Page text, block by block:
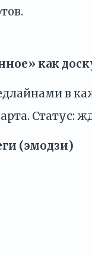
как
в
Статус:
(эмодзи)